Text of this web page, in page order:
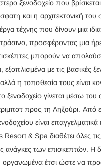
ξενοδοχείο που
και η αρχιτεκτονική του
τέχνης που δίνουν μια
προσφέροντας μια
μπορούν να
με τις βασικές
αλλά η τοποθεσία τους
γίνεται μέσω του
προς τη Ληξούρι. Από
είναι
& Spa διαθέτει όλες
των επισκεπτών. Η
οργανωμένα έτσι ώστε να